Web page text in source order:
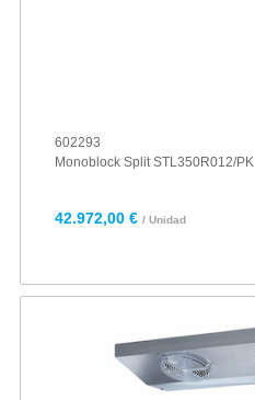
602293
Monoblock Split STL350R012/PK
42.972,00 € / Unidad